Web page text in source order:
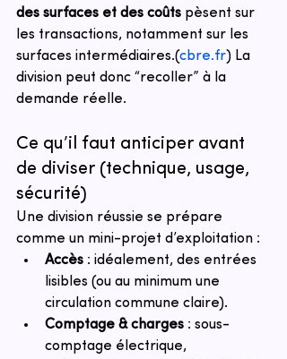
des surfaces et des coûts pèsent sur
les transactions, notamment sur les
surfaces intermédiaires.(cbre.fr) La
division peut donc “recoller” à la
demande réelle.
Ce qu’il faut anticiper avant
de diviser (technique, usage,
sécurité)
Une division réussie se prépare
comme un mini-projet d’exploitation :
Accès : idéalement, des entrées
lisibles (ou au minimum une
circulation commune claire).
Comptage & charges : sous-
comptage électrique,